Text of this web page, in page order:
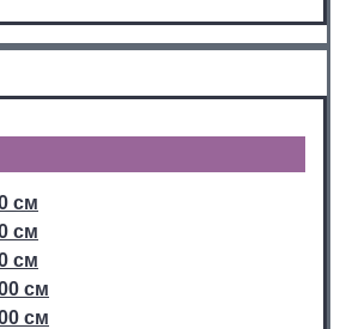
см
см
см
см
см